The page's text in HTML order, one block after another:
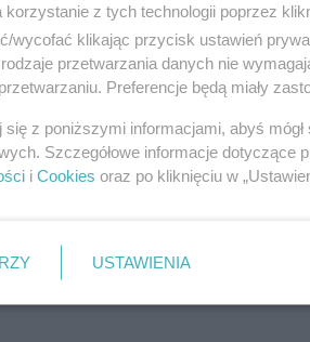
korzystanie z tych technologii poprzez
wycofać klikając przycisk ustawień
przetwarzania danych nie
Preferencje będą miały
się z poniższymi informacjami, abyś
Szczegółowe informacje
i Cookies oraz po kliknięciu w
USTAWIENIA